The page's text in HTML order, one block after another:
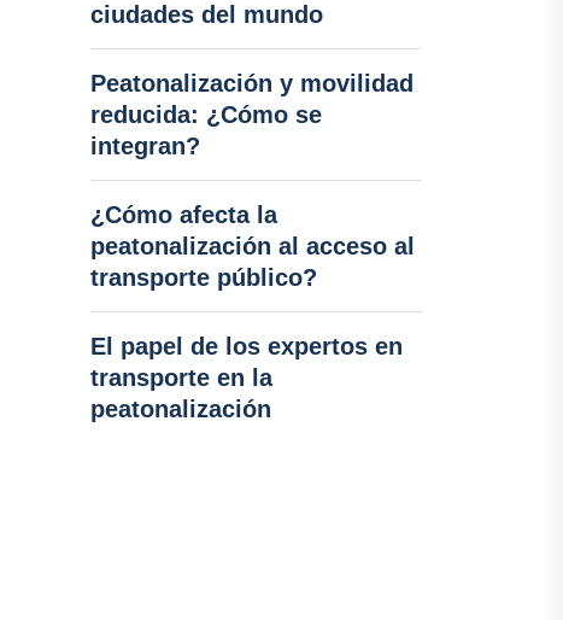
ciudades del mundo
Peatonalización y movilidad
reducida: ¿Cómo se
integran?
¿Cómo afecta la
peatonalización al acceso al
transporte público?
El papel de los expertos en
transporte en la
peatonalización